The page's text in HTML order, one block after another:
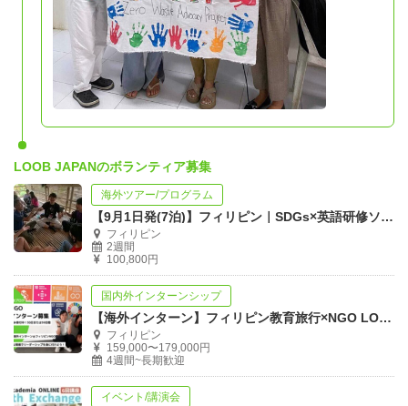
LOOB JAPANのボランティア募集
海外ツアー/プログラム
【9月1日発(7泊)】フィリピン｜SDGs×英語研修ソーシャルアクション
フィリピン
2週間
100,800円
国内外インターンシップ
【海外インターン】フィリピン教育旅行×NGO LOOB
フィリピン
159,000〜179,000円
4週間~長期歓迎
イベント/講演会